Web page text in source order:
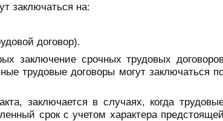
заключаться на:
договор).
заключение срочных трудовых
трудовые договоры могут заключаться
заключается в случаях, когда
срок с учетом характера предстоящей